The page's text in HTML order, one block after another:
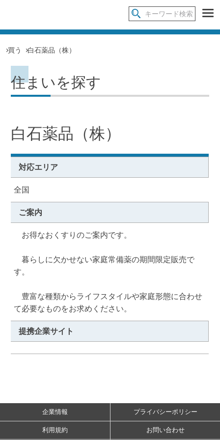
買う 白石薬品（株）
住まいを探す
白石薬品（株）
対応エリア
全国
ご案内
お得なおくすりのご案内です。
暮らしに欠かせない家庭常備薬の期間限定販売で
す。
豊富な種類からライフスタイルや家庭形態に合わせ
て必要なものをお求めください。
提携企業サイト
企業情報 プライバシーポリシー
利用規約 お問い合わせ